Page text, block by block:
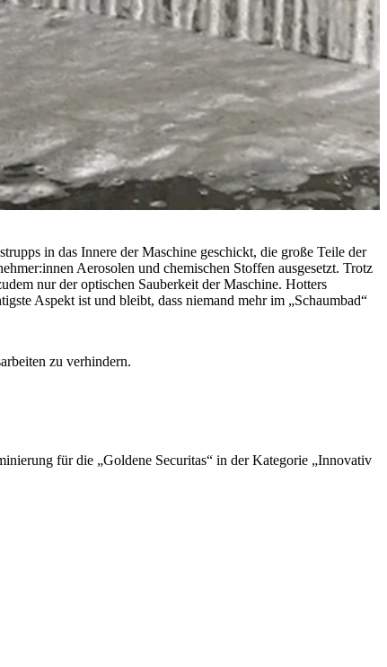
in das Innere der Maschine geschickt, die große Teile der
Aerosolen und chemischen Stoffen ausgesetzt. Trotz
nur der optischen Sauberkeit der Maschine. Hotters
Aspekt ist und bleibt, dass niemand mehr im „Schaumbad“
zu verhindern.
für die „Goldene Securitas“ in der Kategorie „Innovativ